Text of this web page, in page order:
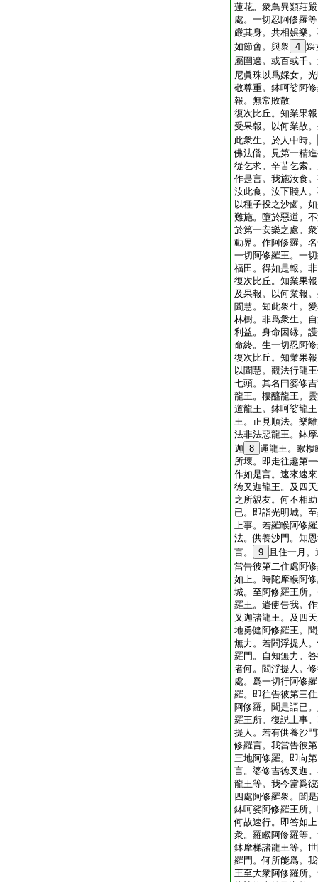
蓮花。衆鳥異類莊
處。一切忍阿修羅
嚴其身。共相娯樂
如節會。與衆 4 婇
屬圍遶。或百或千
尼眞珠以爲婇女。
敬尊重。鉢呵娑阿
報。無常敗散
復次比丘。知業果
受果報。以何業故
此衆生。於人中時。
佛法僧。見第一精
從乞求。辛苦乞索
作是言。我施汝食
汝此食。汝下賤人
以種子投之沙鹵。
難施。墮於惡道。
於第一安樂之處。
動界。作阿修羅。
一切阿修羅王。一
福田。得如是報。
復次比丘。知業果
及果報。以何業報
聞慧。知此衆生。
林樹。非爲衆生。
利益。身命因縁。
命終。生一切忍阿
復次比丘。知業果
以聞慧。觀法行龍
七頭。其名曰婆修
龍王。樓醯龍王。
道龍王。鉢呵娑龍
王。正見順法。樂
法非法惡龍王。鉢
迦 8 邏龍王。睺樓
所壞。即走往趣第
作如是言。速來速
徳叉迦龍王。及四
之所親友。何不相
已。即詣光明城。
上事。若羅睺阿修
法。供養沙門。知
言。
9
且住一月
當告彼第二住處阿
如上。時陀摩睺阿
城。至阿修羅王所
羅王。遣使告我。
叉迦諸龍王。及四
地勇健阿修羅王。
無力。若閻浮提人
羅門。自知無力。
者何。閻浮提人。
處。爲一切行阿修
羅。即往告彼第三
阿修羅。聞是語已
羅王所。復説上事
提人。若有供養沙
修羅言。我當告彼
三地阿修羅。即向
言。婆修吉徳叉迦
龍王等。我今當爲
四處阿修羅衆。聞
鉢呵娑阿修羅王所
何故速行。即答如
衆。羅睺阿修羅等
鉢摩梯諸龍王等。
羅門。何所能爲。
王至大衆阿修羅所